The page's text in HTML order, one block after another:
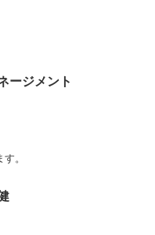
ージメント
。